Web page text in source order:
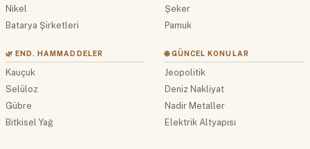
Nikel
Batarya Şirketleri
Şeker
Pamuk
🌿 END. HAMMADDELER
Kauçuk
Selüloz
Gübre
Bitkisel Yağ
🌐 GÜNCEL KONULAR
Jeopolitik
Deniz Nakliyat
Nadir Metaller
Elektrik Altyapısı